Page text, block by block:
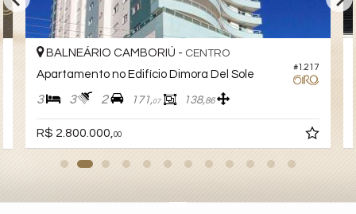
#1.217
BALNEÁRIO CAMBORIÚ - CENTRO
Apartamento no Edifício Dimora Del Sole
3 3 2 171,07 138,86
R$ 2.800.000,00